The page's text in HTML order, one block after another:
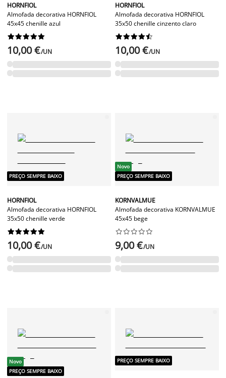
HORNFIOL
Almofada decorativa HORNFIOL
45x45 chenille azul






10,00 €/UN
HORNFIOL
Almofada decorativa HORNFIOL
35x50 chenille cinzento claro






10,00 €/UN
PREÇO SEMPRE BAIXO
HORNFIOL
Almofada decorativa HORNFIOL
35x50 chenille verde






10,00 €/UN
Novo
PREÇO SEMPRE BAIXO
KORNVALMUE
Almofada decorativa KORNVALMUE
45x45 bege






9,00 €/UN
Novo
PREÇO SEMPRE BAIXO
PREÇO SEMPRE BAIXO